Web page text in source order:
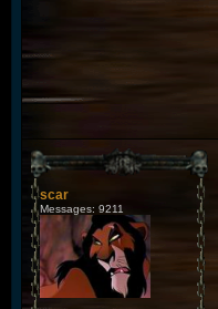
scar
Messages: 9211